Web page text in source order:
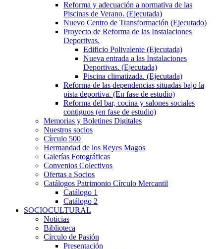
Reforma y adecuación a normativa de las
Piscinas de Verano. (Ejecutada)
Nuevo Centro de Transformación (Ejecutado)
Proyecto de Reforma de las Instalaciones
Deportivas.
Edificio Polivalente (Ejecutada)
Nueva entrada a las Instalaciones
Deportivas. (Ejecutada)
Piscina climatizada. (Ejecutada)
Reforma de las dependencias situadas bajo la
pista deportiva. (En fase de estudio)
Reforma del bar, cocina y salones sociales
contiguos (en fase de estudio)
Memorias y Boletines Digitales
Nuestros socios
Círculo 500
Hermandad de los Reyes Magos
Galerías Fotográficas
Convenios Colectivos
Ofertas a Socios
Catálogos Patrimonio Círculo Mercantil
Catálogo 1
Catálogo 2
SOCIOCULTURAL
Noticias
Biblioteca
Círculo de Pasión
Presentación